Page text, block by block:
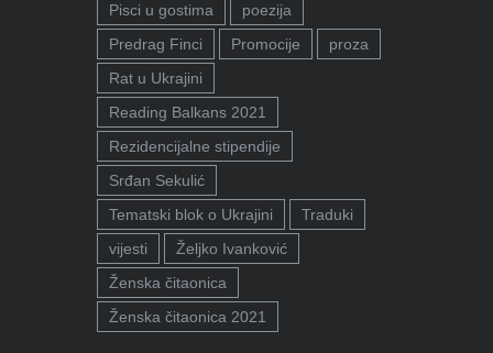
Pisci u gostima
poezija
Predrag Finci
Promocije
proza
Rat u Ukrajini
Reading Balkans 2021
Rezidencijalne stipendije
Srđan Sekulić
Tematski blok o Ukrajini
Traduki
vijesti
Željko Ivanković
Ženska čitaonica
Ženska čitaonica 2021